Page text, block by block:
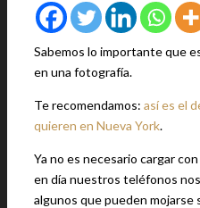
Sabemos lo importante que
en una fotografía.
Te recomendamos: así es el
quieren en Nueva York.
Ya no es necesario cargar
en día nuestros teléfonos
algunos que pueden mojarse